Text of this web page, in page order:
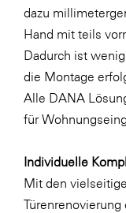
dazu
Hand mit teils
Dadurch ist
die Montage
Alle DANA
für
Individuelle
Mit den